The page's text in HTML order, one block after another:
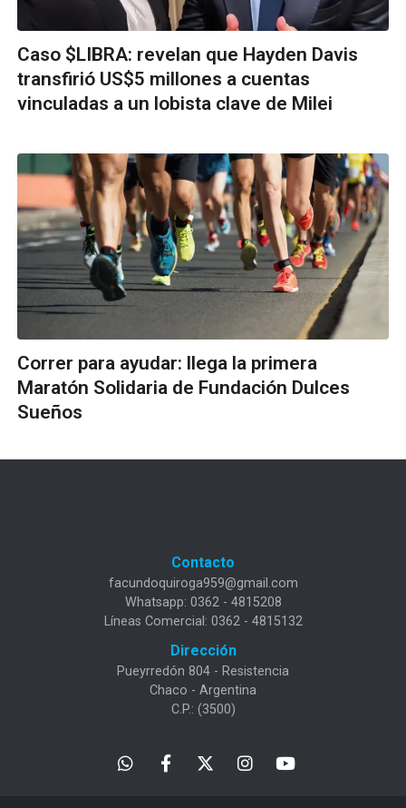
Caso $LIBRA: revelan que Hayden Davis
transfirió US$5 millones a cuentas
vinculadas a un lobista clave de Milei
Correr para ayudar: llega la primera
Maratón Solidaria de Fundación Dulces
Sueños
Contacto
facundoquiroga959@gmail.com
Whatsapp: 0362 - 4815208
Líneas Comercial: 0362 - 4815132
Dirección
Pueyrredón 804 - Resistencia
Chaco - Argentina
C.P.: (3500)